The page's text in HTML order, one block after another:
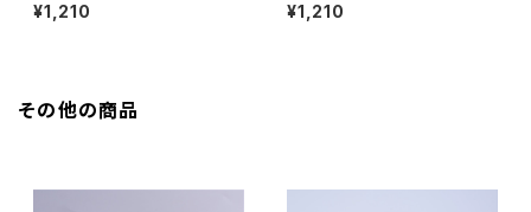
¥1,210 ¥1,210
その他の商品